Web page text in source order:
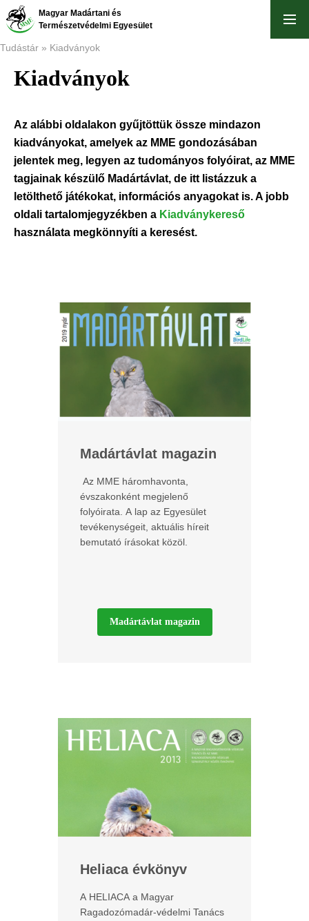
Ugrás
tartalomra
Magyar Madártani és
Természetvédelmi Egyesület
Morzsa
Tudástár Kiadványok
Kiadványok
Az alábbi oldalakon gyűjtöttük össze mindazon
kiadványokat, amelyek az MME gondozásában
jelentek meg, legyen az tudományos folyóirat, az MME
tagjainak készülő Madártávlat, de itt listázzuk a
letölthető játékokat, információs anyagokat is. A jobb
oldali tartalomjegyzékben a Kiadványkereső
használata megkönnyíti a keresést.
Madártávlat magazin
Az MME háromhavonta,
évszakonként megjelenő
folyóirata. A lap az Egyesület
tevékenységeit, aktuális híreit
bemutató írásokat közöl.
Madártávlat magazin
Heliaca évkönyv
A HELIACA a Magyar
Ragadozómadár-védelmi Tanács